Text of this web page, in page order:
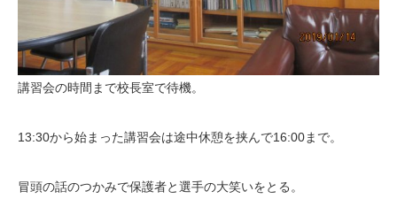
講習会の時間まで校長室で待機。
13:30から始まった講習会は途中休憩を挟んで16:00まで。
冒頭の話のつかみで保護者と選手の大笑いをとる。